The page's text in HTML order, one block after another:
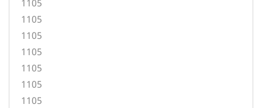
1105
1105
1105
1105
1105
1105
1105